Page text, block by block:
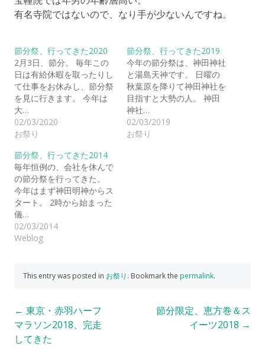
有名寺院ではないので、なり手が少ないんですね。
節分祭、行ってきた2020
2月3日、節分。 毎年この
日は有給休暇を取ったりし
て仕事をお休みし、節分祭
を見に行きます。 今年は
大…
02/03/2020
お祭り
節分祭、行ってきた2019
今年の節分祭は、神田神社
と湯島天神です。 日曜の
秋葉原を降りて神田神社を
目指すと大勢の人。 神田
神社…
02/03/2019
お祭り
節分祭、行ってきた2014
毎年恒例の、会社を休んで
の節分祭を行ってきた。
今年はまず神田明神からス
タート。 2時から始まった
儀…
02/03/2014
Weblog
This entry was posted in お祭り . Bookmark the permalink.
Post
navigation
← 東京・赤羽ハーフ
マラソン2018、完走
してきた
節分限定、恵方巻＆ス
イーツ2018 →